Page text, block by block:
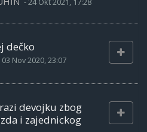
dečko
03 Nov 2020, 23:07
devojku zbog
i zajednickog